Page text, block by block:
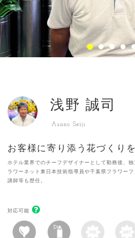
浅野 誠司
Asano Seiji
お客様に寄り添う花づくりを
ホテル業界でのチーフデザイナーとして勤務後、
ラワーネット東日本技術指導員や千葉県フラワー
講師等も歴任。
対応可能